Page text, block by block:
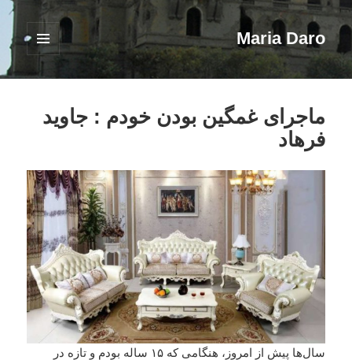
Maria Daro
فهرست
ابزارک‌ها
ماجرای غمگین بودن خودم : جاوید
فرهاد
سال‌ها پیش از امروز، هنگامی که ۱۵ ساله بودم و تازه در